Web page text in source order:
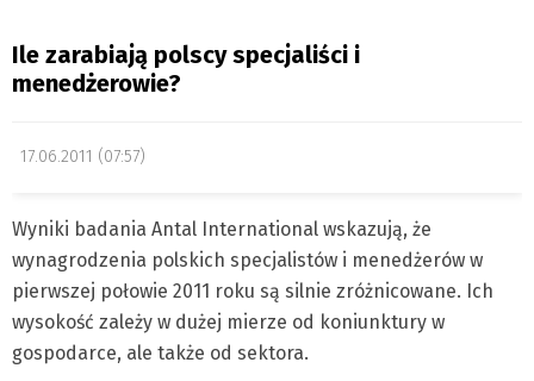
Ile zarabiają polscy specjaliści i
menedżerowie?
17.06.2011 (07:57)
Wyniki badania Antal International wskazują, że
wynagrodzenia polskich specjalistów i menedżerów w
pierwszej połowie 2011 roku są silnie zróżnicowane. Ich
wysokość zależy w dużej mierze od koniunktury w
gospodarce, ale także od sektora.